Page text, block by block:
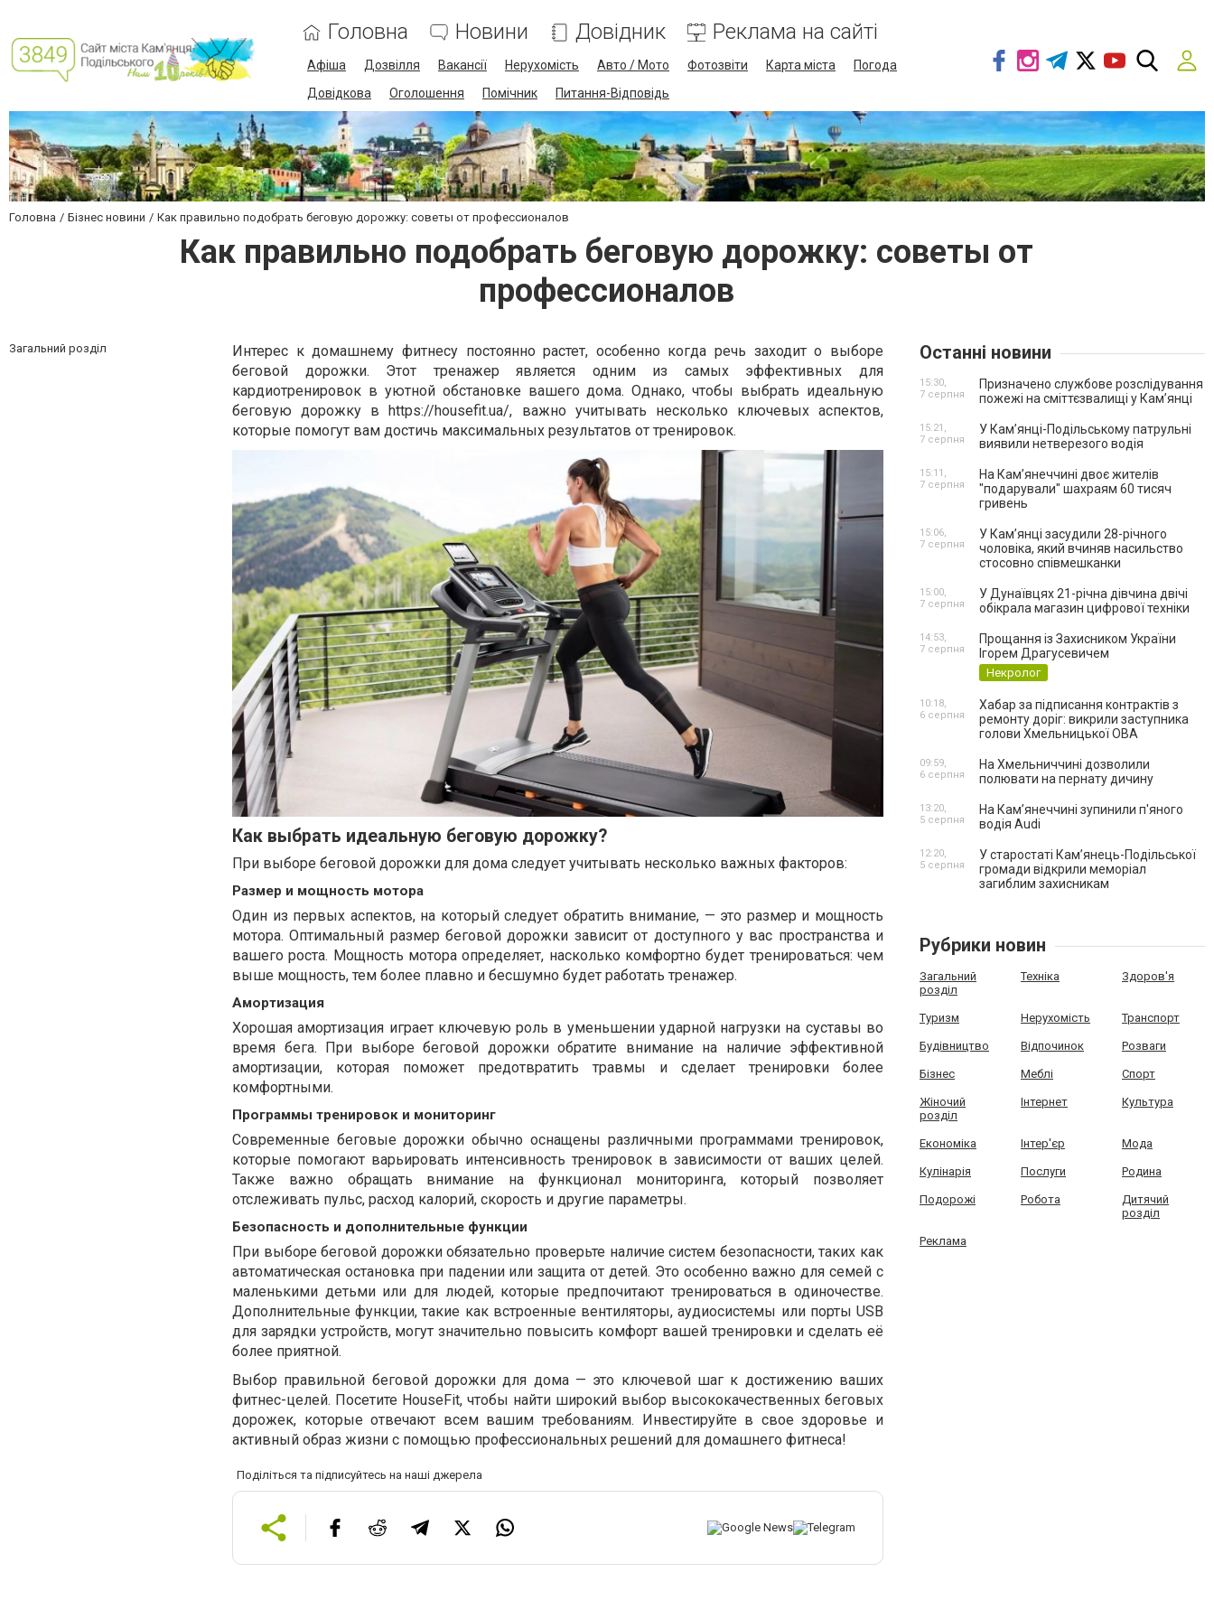
Головна Новини Довідник Реклама на сайті
Афіша Дозвілля Вакансії Нерухомість Авто / Мото Фотозвіти Карта міста
Погода
Довідкова
Оголошення Помічник Питання-Відповідь
Головна Бізнес новини Как правильно подобрать беговую дорожку: советы от профессионалов
Как правильно подобрать беговую дорожку: советы от
профессионалов
Загальний розділ
Интерес к домашнему фитнесу постоянно растет, особенно когда речь заходит о выборе
беговой дорожки. Этот тренажер является одним из самых эффективных для
кардиотренировок в уютной обстановке вашего дома. Однако, чтобы выбрать идеальную
беговую дорожку в https://housefit.ua/, важно учитывать несколько ключевых аспектов,
которые помогут вам достичь максимальных результатов от тренировок.
Как выбрать идеальную беговую дорожку?
При выборе беговой дорожки для дома следует учитывать несколько важных факторов:
Размер и мощность мотора
Один из первых аспектов, на который следует обратить внимание, — это размер и мощность
мотора. Оптимальный размер беговой дорожки зависит от доступного у вас пространства и
вашего роста. Мощность мотора определяет, насколько комфортно будет тренироваться: чем
выше мощность, тем более плавно и бесшумно будет работать тренажер.
Амортизация
Хорошая амортизация играет ключевую роль в уменьшении ударной нагрузки на суставы во
время бега. При выборе беговой дорожки обратите внимание на наличие эффективной
амортизации, которая поможет предотвратить травмы и сделает тренировки более
комфортными.
Программы тренировок и мониторинг
Современные беговые дорожки обычно оснащены различными программами тренировок,
которые помогают варьировать интенсивность тренировок в зависимости от ваших целей.
Также важно обращать внимание на функционал мониторинга, который позволяет
отслеживать пульс, расход калорий, скорость и другие параметры.
Безопасность и дополнительные функции
При выборе беговой дорожки обязательно проверьте наличие систем безопасности, таких как
автоматическая остановка при падении или защита от детей. Это особенно важно для семей с
маленькими детьми или для людей, которые предпочитают тренироваться в одиночестве.
Дополнительные функции, такие как встроенные вентиляторы, аудиосистемы или порты USB
для зарядки устройств, могут значительно повысить комфорт вашей тренировки и сделать её
более приятной.
Выбор правильной беговой дорожки для дома — это ключевой шаг к достижению ваших
фитнес-целей. Посетите HouseFit, чтобы найти широкий выбор высококачественных беговых
дорожек, которые отвечают всем вашим требованиям. Инвестируйте в свое здоровье и
активный образ жизни с помощью профессиональных решений для домашнего фитнеса!
Поділіться та підписуйтесь на наші джерела
Останні новини
Призначено службове розслідування
пожежі на сміттєзвалищі у Кам’янці
15:30,
7 серпня
У Кам’янці-Подільському патрульні
виявили нетверезого водія
15:21,
7 серпня
На Камʼянеччині двоє жителів
"подарували" шахраям 60 тисяч
гривень
15:11,
7 серпня
У Камʼянці засудили 28-річного
чоловіка, який вчиняв насильство
стосовно співмешканки
15:06,
7 серпня
У Дунаївцях 21-річна дівчина двічі
обікрала магазин цифрової техніки
15:00,
7 серпня
Прощання із Захисником України
Ігорем Драгусевичем
Некролог
14:53,
7 серпня
Хабар за підписання контрактів з
ремонту доріг: викрили заступника
голови Хмельницької ОВА
10:18,
6 серпня
На Хмельниччині дозволили
полювати на пернату дичину
09:59,
6 серпня
На Камʼянеччині зупинили п'яного
водія Audi
13:20,
5 серпня
У старостаті Кам’янець-Подільської
громади відкрили меморіал
загиблим захисникам
12:20,
5 серпня
Рубрики новин
Загальний
розділ
Техніка Здоров'я
Туризм Нерухомість Транспорт
Будівництво Відпочинок Розваги
Бізнес Меблі Спорт
Жіночий
розділ
Інтернет Культура
Економіка Інтер'єр Мода
Кулінарія Послуги Родина
Подорожі Робота
Дитячий
розділ
Реклама